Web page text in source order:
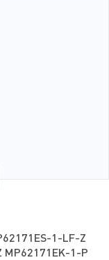
1-LF-Z
MP62171EK-1-P